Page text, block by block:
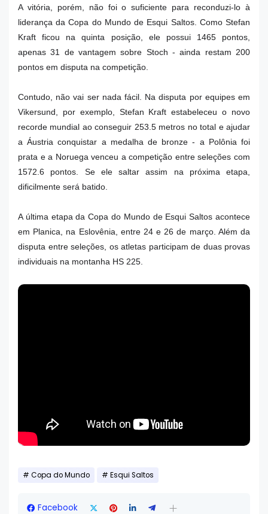
A vitória, porém, não foi o suficiente para reconduzi-lo à
liderança da Copa do Mundo de Esqui Saltos. Como Stefan
Kraft ficou na quinta posição, ele possui 1465 pontos,
apenas 31 de vantagem sobre Stoch - ainda restam 200
pontos em disputa na competição.
Contudo, não vai ser nada fácil. Na disputa por equipes em
Vikersund, por exemplo, Stefan Kraft estabeleceu o novo
recorde mundial ao conseguir 253.5 metros no total e ajudar
a Áustria conquistar a medalha de bronze - a Polônia foi
prata e a Noruega venceu a competição entre seleções com
1572.6 pontos. Se ele saltar assim na próxima etapa,
dificilmente será batido.
A última etapa da Copa do Mundo de Esqui Saltos acontece
em Planica, na Eslovênia, entre 24 e 26 de março. Além da
disputa entre seleções, os atletas participam de duas provas
individuais na montanha HS 225.
Copa do Mundo Esqui Saltos
Facebook